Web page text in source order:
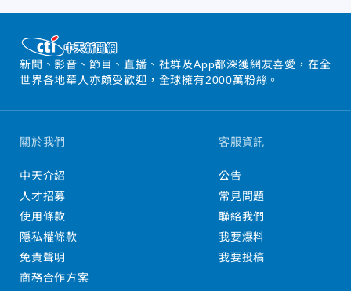
新聞、影音、節目、直播、社群及App都深獲網友喜愛，在全
世界各地華人亦頗受歡迎，全球擁有2000萬粉絲。
關於我們
中天介紹
人才招募
使用條款
隱私權條款
免責聲明
商務合作方案
客服資訊
公告
常見問題
聯絡我們
我要爆料
我要投稿